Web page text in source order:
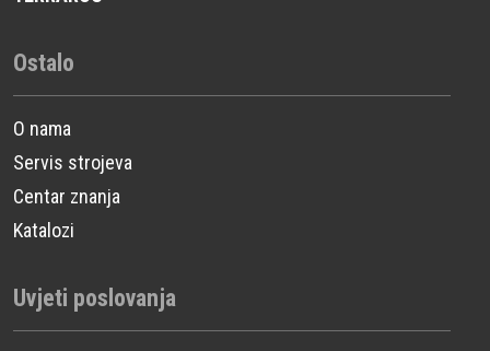
Ostalo
O nama
Servis strojeva
Centar znanja
Katalozi
Uvjeti poslovanja